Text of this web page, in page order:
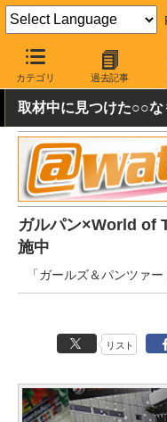
カテゴリ 過去記事
AKIBA PC Hotline! 秋葉原
取材中に見つけた○○な
ガルパン×World of
施中
「ガールズ＆パンツァ
リスト